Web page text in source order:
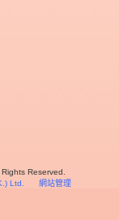
Reserved.
Ltd. 網站管理